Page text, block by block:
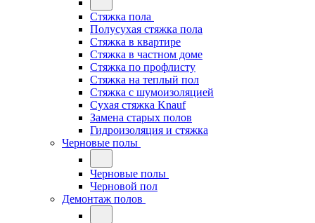
Стяжка пола
Полусухая стяжка пола
Стяжка в квартире
Стяжка в частном доме
Стяжка по профлисту
Стяжка на теплый пол
Стяжка с шумоизоляцией
Сухая стяжка Knauf
Замена старых полов
Гидроизоляция и стяжка
Черновые полы
Черновые полы
Черновой пол
Демонтаж полов